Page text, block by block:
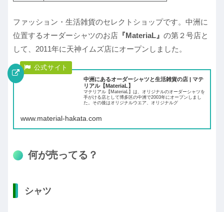
ファッション・生活雑貨のセレクトショップです。中洲に
位置するオーダーシャツのお店 『MateriaL』 の第２号店と
して、2011年に天神イムズ店にオープンしました。
中洲にあるオーダーシャツと生活雑貨の店 | マテ
リアル【MateriaL】
マテリアル【MateriaL】は、オリジナルのオーダーシャツを
手がける店として博多区の中洲で2003年にオープンしまし
た。その後はオリジナルウエア、オリジナルグ
www.material-hakata.com
何が売ってる？
シャツ